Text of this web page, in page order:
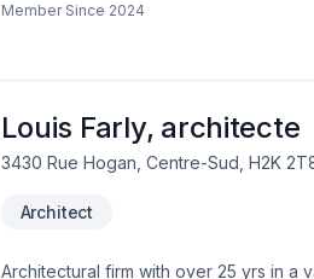
main dans la main avec nos clients à
à la réalisation de vos visions.
Member Since 2024
Louis Farly, architecte
3430 Rue Hogan, Centre-Sud, H2K
Architect
Architectural firm with over 25 yrs in a